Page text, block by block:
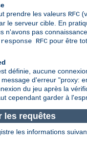
prendre les valeurs RFC
le serveur cible. En
n'avons pas
RFC pour être
définie, aucune
d'erreur "proxy:
du jeu après la
cependant garder à
les requêtes
les informations